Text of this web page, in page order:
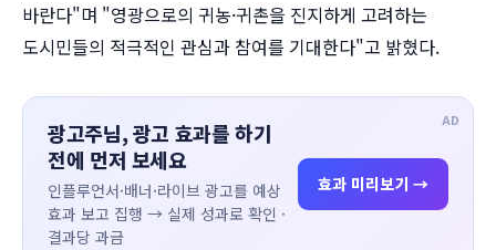
바란다"며 "영광으로의 귀농·귀촌을 진지하게 고려하는
도시민들의 적극적인 관심과 참여를 기대한다"고 밝혔다.
AD
광고주님, 광고 효과를 하기
전에 먼저 보세요
인플루언서·배너·라이브 광고를 예상
효과 보고 집행 → 실제 성과로 확인 ·
결과당 과금
효과 미리보기 →